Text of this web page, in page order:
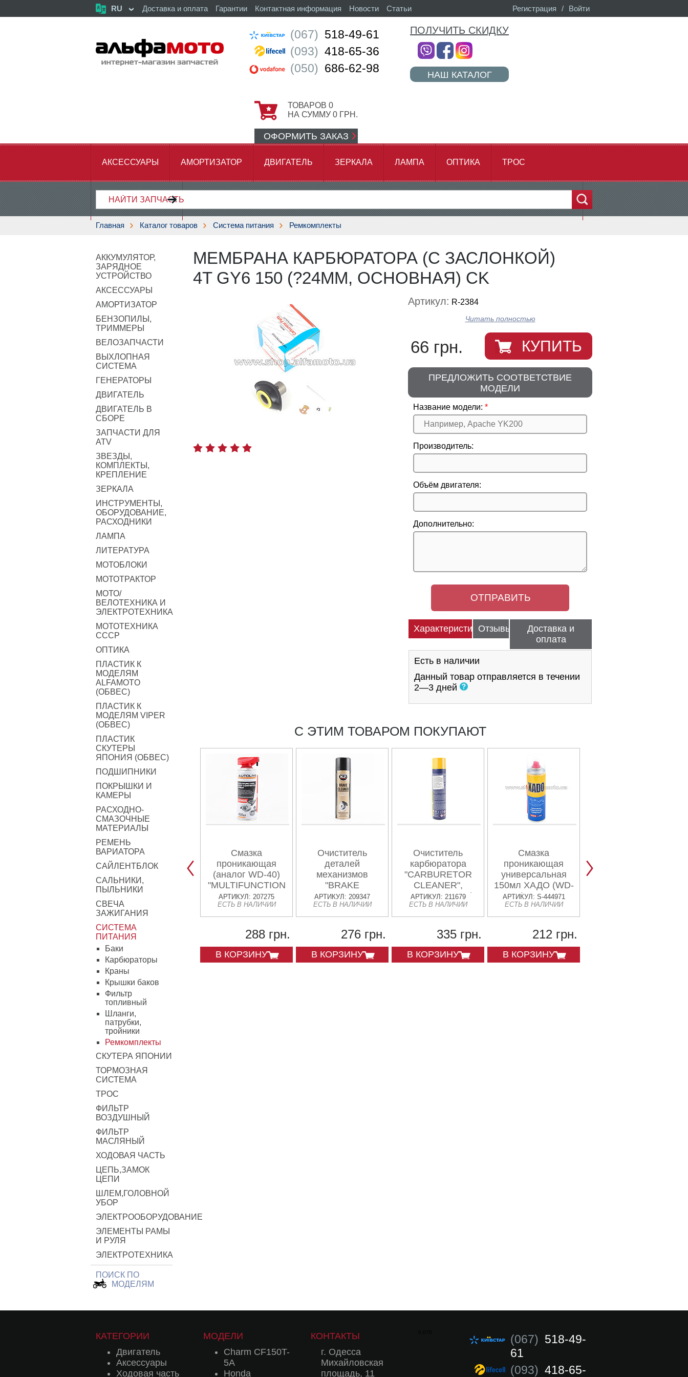
RU Доставка и оплата Гарантии Контактная информация Новости Статьи Войти
/
Регистрация
(067) 518-49-61
(093) 418-65-36
(050) 686-62-98
ПОЛУЧИТЬ СКИДКУ
НАШ КАТАЛОГ
ТОВАРОВ 0
НА СУММУ 0 ГРН.
ОФОРМИТЬ ЗАКАЗ
АКСЕССУАРЫ АМОРТИЗАТОР ДВИГАТЕЛЬ ЗЕРКАЛА ЛАМПА ОПТИКА ТРОС
ХОДОВАЯ ЧАСТЬ ...
Главная Каталог товаров Система питания Ремкомплекты
АККУМУЛЯТОР,
ЗАРЯДНОЕ
УСТРОЙСТВО
АКСЕССУАРЫ
АМОРТИЗАТОР
БЕНЗОПИЛЫ,
ТРИММЕРЫ
ВЕЛОЗАПЧАСТИ
ВЫХЛОПНАЯ
СИСТЕМА
ГЕНЕРАТОРЫ
ДВИГАТЕЛЬ
ДВИГАТЕЛЬ В
СБОРЕ
ЗАПЧАСТИ ДЛЯ
ATV
ЗВЕЗДЫ,
КОМПЛЕКТЫ,
КРЕПЛЕНИЕ
ЗЕРКАЛА
ИНСТРУМЕНТЫ,
ОБОРУДОВАНИЕ,
РАСХОДНИКИ
ЛАМПА
ЛИТЕРАТУРА
МОТОБЛОКИ
МОТОТРАКТОР
МОТО/
ВЕЛОТЕХНИКА И
ЭЛЕКТРОТЕХНИКА
МОТОТЕХНИКА
СССР
ОПТИКА
ПЛАСТИК К
МОДЕЛЯМ
ALFAMOTO
(ОБВЕС)
ПЛАСТИК К
МОДЕЛЯМ VIPER
(ОБВЕС)
ПЛАСТИК
СКУТЕРЫ
ЯПОНИЯ (ОБВЕС)
ПОДШИПНИКИ
ПОКРЫШКИ И
КАМЕРЫ
РАСХОДНО-
СМАЗОЧНЫЕ
МАТЕРИАЛЫ
РЕМЕНЬ
ВАРИАТОРА
САЙЛЕНТБЛОК
САЛЬНИКИ,
ПЫЛЬНИКИ
СВЕЧА
ЗАЖИГАНИЯ
СИСТЕМА
ПИТАНИЯ
Баки
Карбюраторы
Краны
Крышки баков
Фильтр
топливный
Шланги,
патрубки,
тройники
Ремкомплекты
СКУТЕРА ЯПОНИИ
ТОРМОЗНАЯ
СИСТЕМА
ТРОС
ФИЛЬТР
ВОЗДУШНЫЙ
ФИЛЬТР
МАСЛЯНЫЙ
ХОДОВАЯ ЧАСТЬ
ЦЕПЬ,ЗАМОК
ЦЕПИ
ШЛЕМ,ГОЛОВНОЙ
УБОР
ЭЛЕКТРООБОРУДОВАНИЕ
ЭЛЕМЕНТЫ РАМЫ
И РУЛЯ
ЭЛЕКТРОТЕХНИКА
ПОИСК ПО
МОДЕЛЯМ
МЕМБРАНА КАРБЮРАТОРА (С ЗАСЛОНКОЙ)
4T GY6 150 (?24MM, ОСНОВНАЯ) CK
Артикул: R-2384
Читать полностью
66 грн. КУПИТЬ
ПРЕДЛОЖИТЬ СООТВЕТСТВИЕ
МОДЕЛИ
Название модели:
Производитель:
Объём двигателя:
Дополнительно:
ХарактеристикиОтзывы
Доставка и
оплата
Есть в наличии
Данный товар отправляется в течении
2—3 дней
С ЭТИМ ТОВАРОМ ПОКУПАЮТ
Смазка
проникающая
(аналог WD-40)
"MULTIFUNCTION
smart", Аэрозоль
450ml
АРТИКУЛ: 207275
ЕСТЬ В НАЛИЧИИ
288 грн.
В КОРЗИНУ
Очиститель
деталей
механизмов
"BRAKE
CLEANER",
Аэрозоль 500ml
АРТИКУЛ: 209347
ЕСТЬ В НАЛИЧИИ
276 грн.
В КОРЗИНУ
Очиститель
карбюратора
"CARBURETOR
CLEANER",
Аэрозоль 600ml
АРТИКУЛ: 211679
ЕСТЬ В НАЛИЧИИ
335 грн.
В КОРЗИНУ
Смазка
проникающая
универсальная
150мл ХАДО (WD-
40) VDKI-2
АРТИКУЛ: S-444971
ЕСТЬ В НАЛИЧИИ
212 грн.
В КОРЗИНУ
(067) 518-49-
61
(093) 418-65-
КАТЕГОРИИ
Двигатель
Аксессуары
Ходовая часть
МОДЕЛИ
Charm CF150T-
5A
Honda
КОНТАКТЫ
г. Одесса
Михайловская
площадь, 11